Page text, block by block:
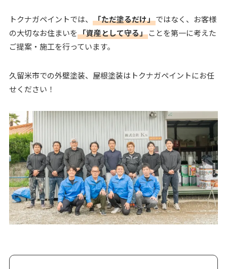
トクナガペイントでは、 「ただ塗るだけ」ではなく、お客様
の大切なお住まいを「資産として守る」ことを第一に考えた
ご提案・施工を行っています。
久留米市での外壁塗装、屋根塗装はトクナガペイントにお任
せください！